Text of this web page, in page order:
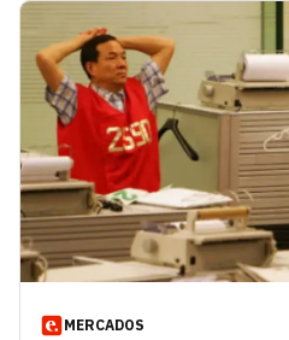
MERCADOS